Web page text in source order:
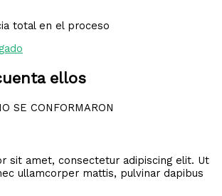
total en el proceso
ellos
SE CONFORMARON
sit amet, consectetur adipiscing elit. Ut
ullamcorper mattis, pulvinar dapibus